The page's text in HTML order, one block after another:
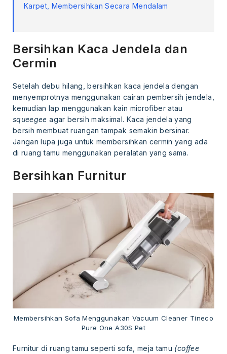
Karpet, Membersihkan Secara Mendalam
Bersihkan Kaca Jendela dan
Cermin
Setelah debu hilang, bersihkan kaca jendela dengan
menyemprotnya menggunakan cairan pembersih jendela,
kemudian lap menggunakan kain microfiber atau
squeegee agar bersih maksimal. Kaca jendela yang
bersih membuat ruangan tampak semakin bersinar.
Jangan lupa juga untuk membersihkan cermin yang ada
di ruang tamu menggunakan peralatan yang sama.
Bersihkan Furnitur
Membersihkan Sofa Menggunakan Vacuum Cleaner Tineco
Pure One A30S Pet
Furnitur di ruang tamu seperti sofa, meja tamu (coffee